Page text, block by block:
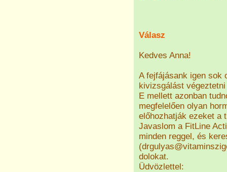
Válasz
Kedves Anna!
A fejfájásank igen sok
kivizsgálást
E mellett azonban
megfelelően olyan
előhozhatják ezeket a
Javaslom a FitLine
minden reggel, és
dolokat.
Üdvözlettel: